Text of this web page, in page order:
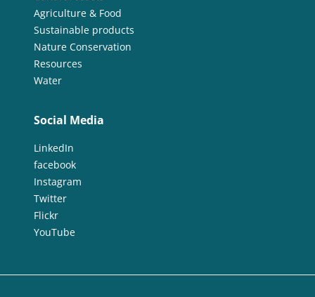
Agriculture & Food
Sustainable products
Nature Conservation
Resources
Water
Social Media
LinkedIn
facebook
Instagram
Twitter
Flickr
YouTube